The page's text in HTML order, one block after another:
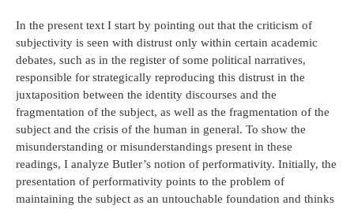
In the present text I start by pointing out that the criticism of
subjectivity is seen with distrust only within certain academic
debates, such as in the register of some political narratives,
responsible for strategically reproducing this distrust in the
juxtaposition between the identity discourses and the
fragmentation of the subject, as well as the fragmentation of the
subject and the crisis of the human in general. To show the
misunderstanding or misunderstandings present in these
readings, I analyze Butler’s notion of performativity. Initially, the
presentation of performativity points to the problem of
maintaining the subject as an untouchable foundation and thinks